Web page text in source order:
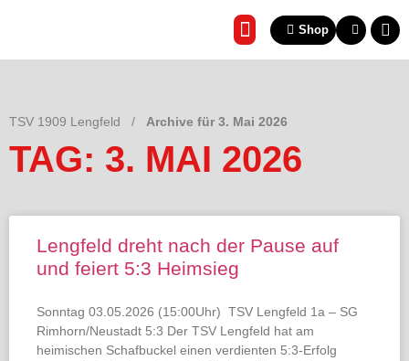
Shop
TSV 1909 Lengfeld / Archive für 3. Mai 2026
TAG: 3. MAI 2026
Lengfeld dreht nach der Pause auf
und feiert 5:3 Heimsieg
Sonntag 03.05.2026 (15:00Uhr) TSV Lengfeld 1a – SG
Rimhorn/Neustadt 5:3 Der TSV Lengfeld hat am
heimischen Schafbuckel einen verdienten 5:3-Erfolg